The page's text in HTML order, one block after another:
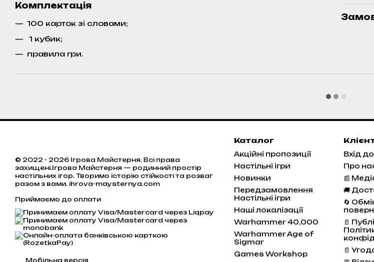
Комплектація
100 карток зі словами;
1 кубик;
правила гри.
© 2022 - 2026 Ігрова Майстерня. Всі права
захищені.Ігрова Майстерня — родинний простір
настільних ігор. Творимо історію стійкості та розваг
разом з вами. ihrova-maysternya.com
Приймаємо до оплати
Мобільна версія
Каталог
Акційні пропозиції
Настільні ігри
Новинки
Передзамовлення
Настільні ігри
Наші локалізації
Warhammer 40,000
Warhammer Age of
Sigmar
Games Workshop
Вхід
Про
📰
🚚
🔄
📄
📄